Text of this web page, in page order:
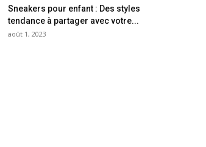
Sneakers pour enfant : Des styles
tendance à partager avec votre...
août 1, 2023